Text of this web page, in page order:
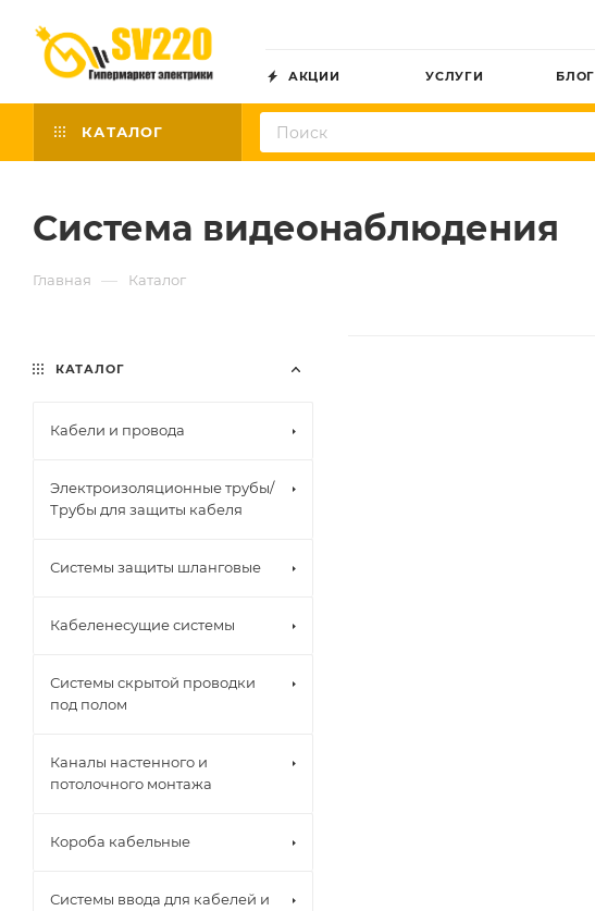
АКЦИИ УСЛУГИ БЛОГ
КАТАЛОГ
Система видеонаблюдения
Главная — Каталог
КАТАЛОГ
Кабели и провода
Электроизоляционные трубы/
Трубы для защиты кабеля
Системы защиты шланговые
Кабеленесущие системы
Системы скрытой проводки
под полом
Каналы настенного и
потолочного монтажа
Короба кабельные
Системы ввода для кабелей и